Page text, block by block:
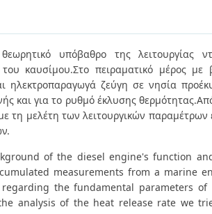
υπόβαθρο της λειτουργίας
καυσίμου.Στο πειραματικό μέρος με
ηλεκτροπαραγωγά ζεύγη σε νησία
και για το ρυθμό έκλυσης
μελέτη των λειτουργικών παραμέτρων
of the diesel engine's function
measurements from a marine
the fundamental parameters of
analysis of the heat release rate we